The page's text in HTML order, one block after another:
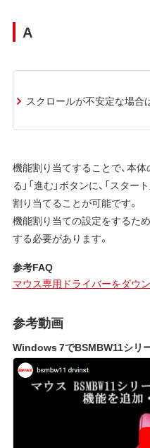
A
スクロールが不安定な場合
機能割り当てすることで、本
る」「進む」ボタンに、「スタ
割り当てることが可能です。
機能割り当ての設定をするた
する必要があります。
参考FAQ
マウス専用ドライバーをダウ
参考動画
Windows 7でBSMBW11シリ